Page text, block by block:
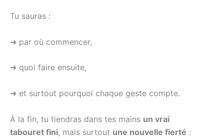
Tu sauras :
➜ par où commencer,
➜ quoi faire ensuite,
➜ et surtout pourquoi chaque geste compte.
À la fin, tu tiendras dans tes mains un vrai
tabouret fini, mais surtout une nouvelle fierté :